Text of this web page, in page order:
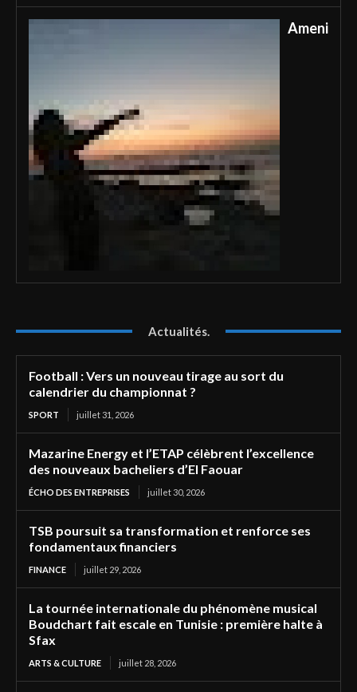
Ameni
Actualités.
Football : Vers un nouveau tirage au sort du
calendrier du championnat ?
SPORT juillet 31, 2026
Mazarine Energy et l’ETAP célèbrent l’excellence
des nouveaux bacheliers d’El Faouar
ÉCHO DES ENTREPRISES juillet 30, 2026
TSB poursuit sa transformation et renforce ses
fondamentaux financiers
FINANCE juillet 29, 2026
La tournée internationale du phénomène musical
Boudchart fait escale en Tunisie : première halte à
Sfax
ARTS & CULTURE juillet 28, 2026